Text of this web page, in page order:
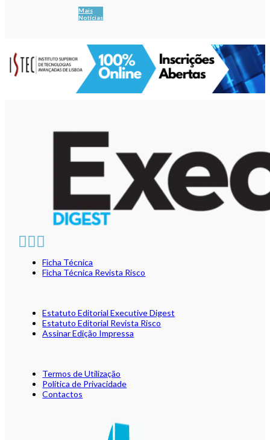
Mais
Notícias
Ficha Técnica
Ficha Técnica Revista Risco
Estatuto Editorial Executive Digest
Estatuto Editorial Revista Risco
Assinar Edição Impressa
Termos de Utilização
Política de Privacidade
Contactos